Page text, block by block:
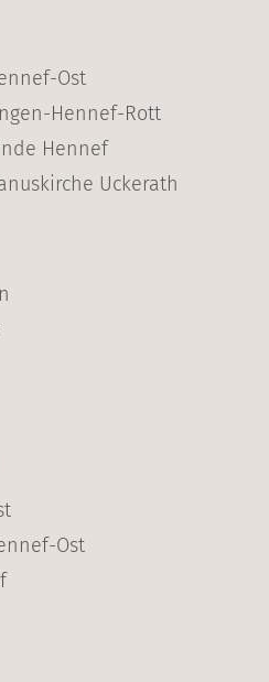
Ost
Hennef-Rott
Hennef
Uckerath
Ost